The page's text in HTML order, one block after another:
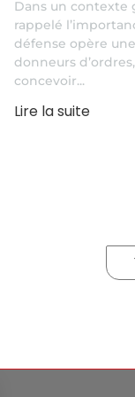
Dans un
rappelé
défense opère
donneurs
concevoir...
Lire la suite